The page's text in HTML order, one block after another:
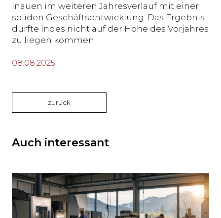
Inauen im weiteren Jahresverlauf mit einer
soliden Geschäftsentwicklung. Das Ergebnis
dürfte indes nicht auf der Höhe des Vorjahres
zu liegen kommen.
08.08.2025
zurück
Auch interessant